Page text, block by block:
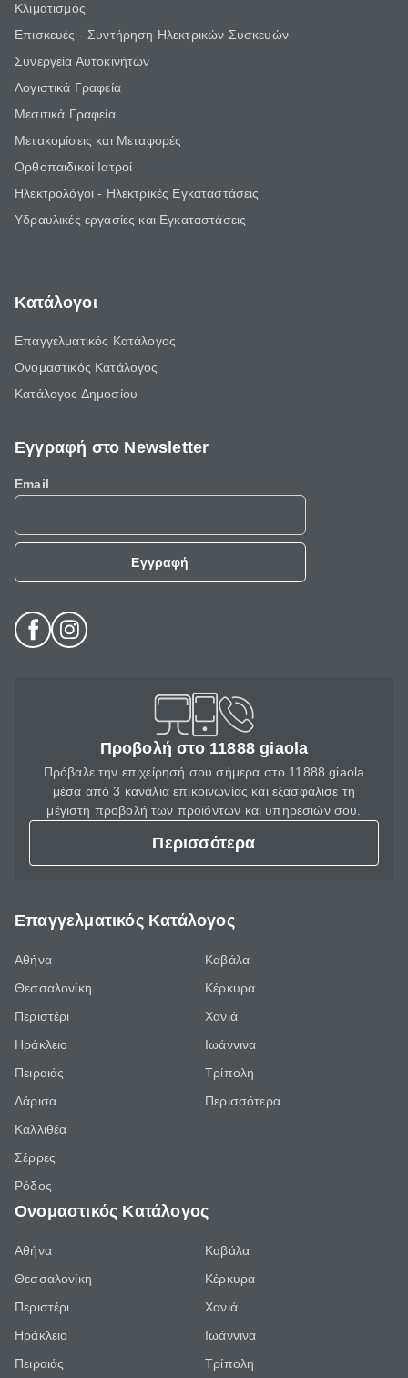
Κλιματισμός
Επισκευές - Συντήρηση Ηλεκτρικών Συσκευών
Συνεργεία Αυτοκινήτων
Λογιστικά Γραφεία
Μεσιτικά Γραφεία
Μετακομίσεις και Μεταφορές
Ορθοπαιδικοί Ιατροί
Ηλεκτρολόγοι - Ηλεκτρικές Εγκαταστάσεις
Υδραυλικές εργασίες και Εγκαταστάσεις
Κατάλογοι
Επαγγελματικός Κατάλογος
Ονομαστικός Κατάλογος
Κατάλογος Δημοσίου
Εγγραφή στο Newsletter
Email
Εγγραφή
Προβολή στο 11888 giaola
Πρόβαλε την επιχείρησή σου σήμερα στο 11888 giaola
μέσα από 3 κανάλια επικοινωνίας και εξασφάλισε τη
μέγιστη προβολή των προϊόντων και υπηρεσιών σου.
Περισσότερα
Επαγγελματικός Κατάλογος
Αθήνα
Θεσσαλονίκη
Περιστέρι
Ηράκλειο
Πειραιάς
Λάρισα
Καλλιθέα
Σέρρες
Ρόδος
Καβάλα
Κέρκυρα
Χανιά
Ιωάννινα
Τρίπολη
Περισσότερα
Ονομαστικός Κατάλογος
Αθήνα
Θεσσαλονίκη
Περιστέρι
Ηράκλειο
Πειραιάς
Καβάλα
Κέρκυρα
Χανιά
Ιωάννινα
Τρίπολη